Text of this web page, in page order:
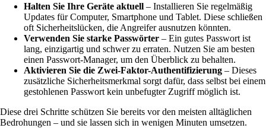
Halten Sie Ihre Geräte aktuell – Installieren Sie regelmäßig
Updates für Computer, Smartphone und Tablet. Diese schließen
oft Sicherheitslücken, die Angreifer ausnutzen könnten.
Verwenden Sie starke Passwörter – Ein gutes Passwort ist
lang, einzigartig und schwer zu erraten. Nutzen Sie am besten
einen Passwort-Manager, um den Überblick zu behalten.
Aktivieren Sie die Zwei-Faktor-Authentifizierung – Dieses
zusätzliche Sicherheitsmerkmal sorgt dafür, dass selbst bei einem
gestohlenen Passwort kein unbefugter Zugriff möglich ist.
Diese drei Schritte schützen Sie bereits vor den meisten alltäglichen
Bedrohungen – und sie lassen sich in wenigen Minuten umsetzen.